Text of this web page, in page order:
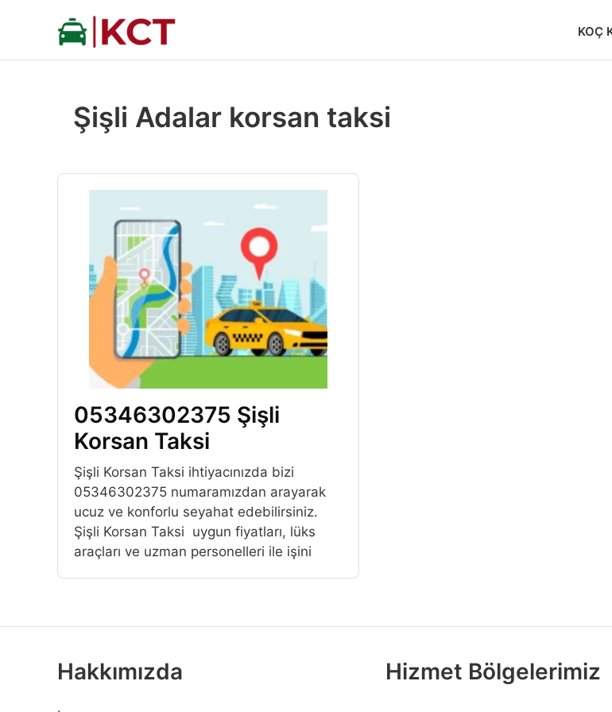
KOÇ
Şişli Adalar korsan taksi
05346302375 Şişli
Korsan Taksi
Şişli Korsan Taksi ihtiyacınızda bizi
05346302375 numaramızdan arayarak
ucuz ve konforlu seyahat edebilirsiniz.
Şişli Korsan Taksi uygun fiyatları, lüks
araçları ve uzman personelleri ile işini
Hakkımızda Hizmet Bölgelerimiz